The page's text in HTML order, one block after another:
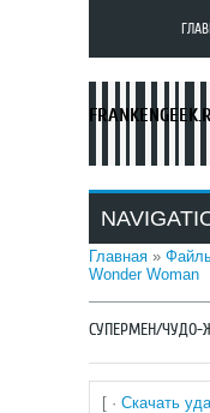
Главная »
Wonder Woman
СУПЕРМЕН/
[ · Скачать